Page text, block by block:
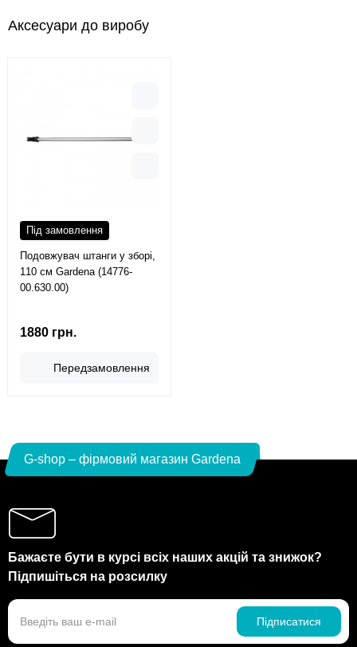
Аксесуари до виробу
Під замовлення
Подовжувач штанги у зборі,
110 см Gardena (14776-
00.630.00)
1880 грн.
Передзамовлення
G-shop – фірмовий магазин Gardena
Бажаєте бути в курсі всіх наших акцій та знижок?
Підпишіться на розсилку
Підписатися